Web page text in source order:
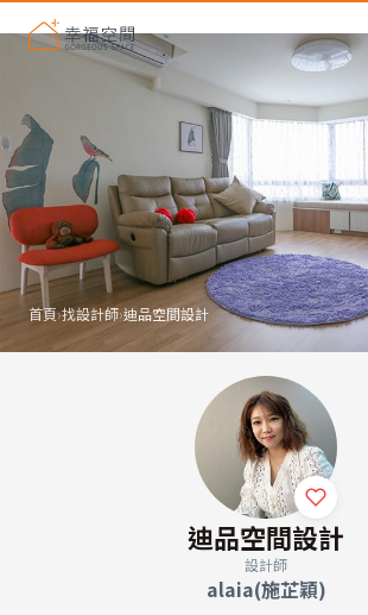
首頁›找設計師›迪品空間設計
迪品空間設計
設計師
alaia(施芷穎)